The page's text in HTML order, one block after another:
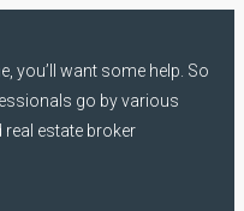
you’ll want some help. So
go by various
real estate broker